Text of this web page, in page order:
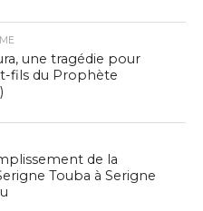
une tragédie pour
fils du Prophète
de la
Touba à Serigne